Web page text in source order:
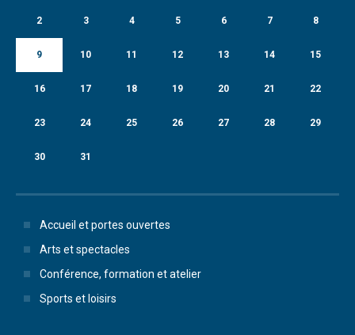
2 3 4 5 6 7 8
9 10 11 12 13 14 15
16 17 18 19 20 21 22
23 24 25 26 27 28 29
30 31
Accueil et portes ouvertes
Arts et spectacles
Conférence, formation et atelier
Sports et loisirs